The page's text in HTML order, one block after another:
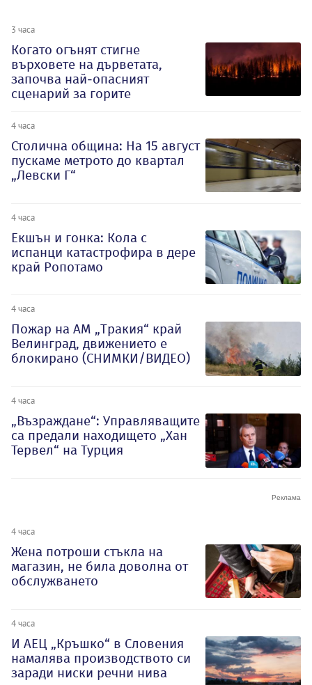
3 часа
Когато огънят стигне
върховете на дърветата,
започва най-опасният
сценарий за горите
4 часа
Столична община: На 15 август
пускаме метрото до квартал
„Левски Г“
4 часа
Екшън и гонка: Кола с
испанци катастрофира в дере
край Ропотамо
4 часа
Пожар на АМ „Тракия“ край
Велинград, движението е
блокирано (СНИМКИ/ВИДЕО)
4 часа
„Възраждане“: Управляващите
са предали находището „Хан
Тервел“ на Турция
4 часа
Жена потроши стъкла на
магазин, не била доволна от
обслужването
4 часа
И АЕЦ „Кръшко“ в Словения
намалява производството си
заради ниски речни нива